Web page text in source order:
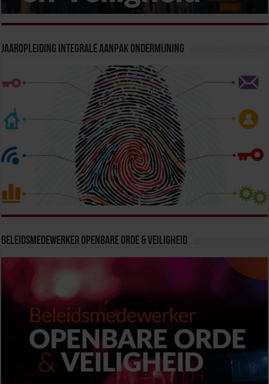
Jaaropleiding Integrale Aanpak Ondermijning
Beleidsmedewerker Openbare Orde & Veiligheid